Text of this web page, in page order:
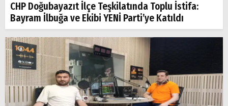
CHP Doğubayazıt İlçe Teşkilatında Toplu İstifa:
Bayram İlbuğa ve Ekibi YENİ Parti’ye Katıldı